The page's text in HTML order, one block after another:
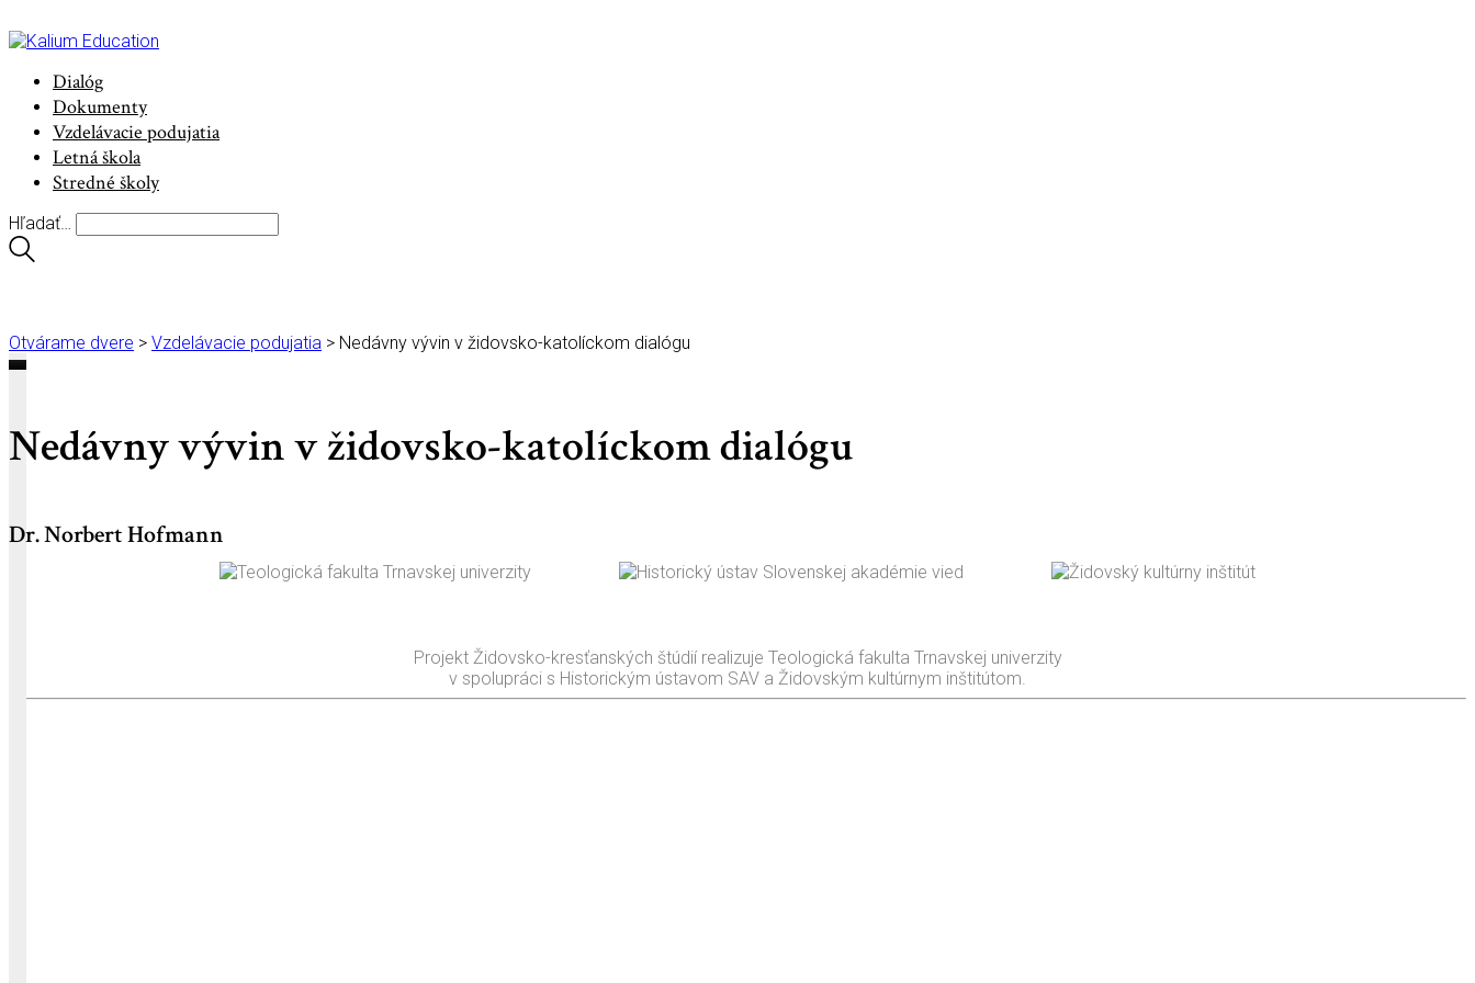
Dialóg
Dokumenty
Vzdelávacie podujatia
Letná škola
Stredné školy
Hľadať…
Otvárame dvere > Vzdelávacie podujatia > Nedávny vývin v židovsko-katolíckom dialógu
Nedávny vývin v židovsko-katolíckom dialógu
Dr. Norbert Hofmann
Projekt Židovsko-kresťanských štúdií realizuje Teologická fakulta Trnavskej univerzity
v spolupráci s Historickým ústavom SAV a Židovským kultúrnym inštitútom.